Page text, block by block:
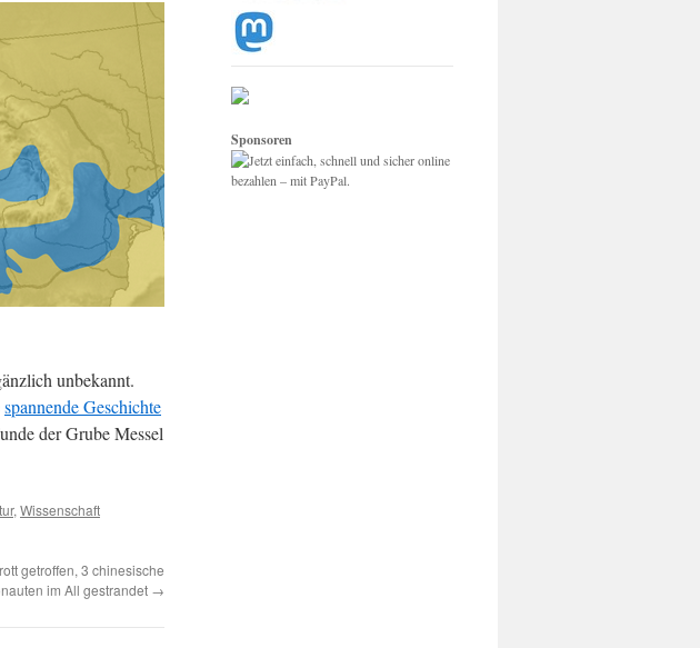
unbekannt.
spannende Geschichte
der Grube Messel
, Wissenschaft
getroffen, 3 chinesische
im All gestrandet →
Sponsoren